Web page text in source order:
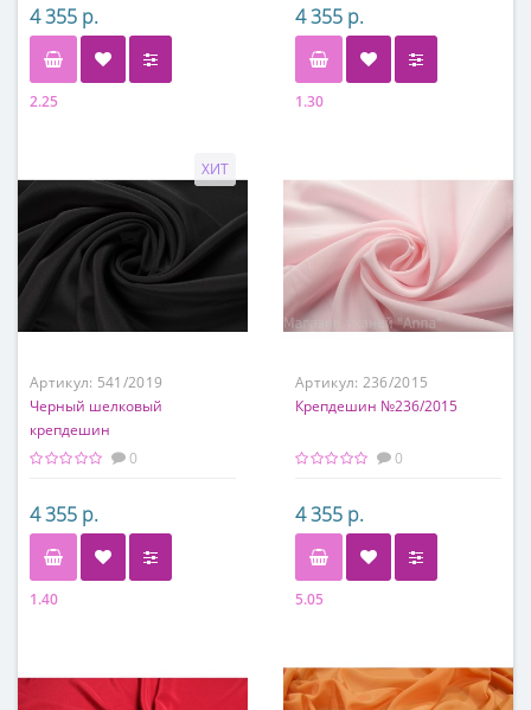
4 355 р.
2.25
4 355 р.
1.30
ХИТ
Артикул: 541/2019
Черный шелковый
крепдешин
0
4 355 р.
1.40
Артикул: 236/2015
Крепдешин №236/2015
0
4 355 р.
5.05